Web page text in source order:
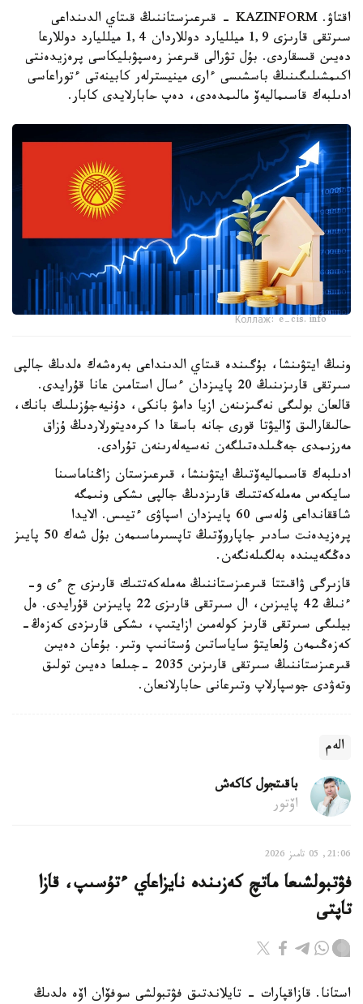
اقتاۋ. KAZINFORM - قىرعىزستاننىڭ قىتاي الدىنداعى
سىرتقى قارىزى 1,9 ميلليارد دوللاردان 1,4 ميلليارد دوللارعا
دەيىن قىسقاردى. بۇل تۋرالى قىرعىز رەسپۋبليكاسى پرەزيدەنتى
اكىمشىلىگىنىڭ باسشىسى ءارى مينيسترلەر كابينەتى ءتوراعاسى
ادىلبەك قاسىماليەۆ مالىمدەدى، دەپ حابارلايدى كابار.
Коллаж: e-cis.info
ونىڭ ايتۋىنشا، بۇگىندە قىتاي الدىنداعى بەرەشەك ەلدىڭ جالپى
سىرتقى قارىزىنىڭ 20 پايىزدان ءسال استامىن عانا قۇرايدى.
قالعان بولىگى نەگىزىنەن ازيا دامۋ بانكى، دۇنيەجۇزىلىك بانك،
حالىقارالىق ۆاليۋتا قورى جانە باسقا دا كرەديتورلاردىڭ ۇزاق
مەرزىمدى جەڭىلدەتىلگەن نەسيەلەرىنەن تۇرادى.
ادىلبەك قاسىماليەۆتىڭ ايتۋىنشا، قىرعىزستان زاڭناماسىنا
سايكەس مەملەكەتتىك قارىزدىڭ جالپى ىشكى ونىمگە
شاققانداعى ۇلەسى 60 پايىزدان اسپاۋى ءتيىس. الايدا
پرەزيدەنت سادىر جاپاروۆتىڭ تاپسىرماسىمەن بۇل شەك 50 پايىز
دەڭگەيىندە بەلگىلەنگەن.
قازىرگى ۋاقىتتا قىرعىزستاننىڭ مەملەكەتتىك قارىزى ج ءى و-
ءنىڭ 42 پايىزىن، ال سىرتقى قارىزى 22 پايىزىن قۇرايدى. ەل
بيلىگى سىرتقى قارىز كولەمىن ازايتىپ، ىشكى قارىزدى كەزەڭ-
كەزەڭىمەن ۇلعايتۋ ساياساتىن ۇستانىپ وتىر. بۇعان دەيىن
قىرعىزستاننىڭ سىرتقى قارىزىن 2035 -جىلعا دەيىن تولىق
وتەۋدى جوسپارلاپ وتىرعانى حابارلانعان.
الەم
باقىتجول كاكەش
اۆتور
21:06, 05 تامىز 2026
فۋتبولشىعا ماتچ كەزىندە نايزاعاي ءتۇسىپ، قازا
تاپتى
استانا. قازاقپارات - تايلاندتىق فۋتبولشى سوفۆان اۆە ەلدىڭ